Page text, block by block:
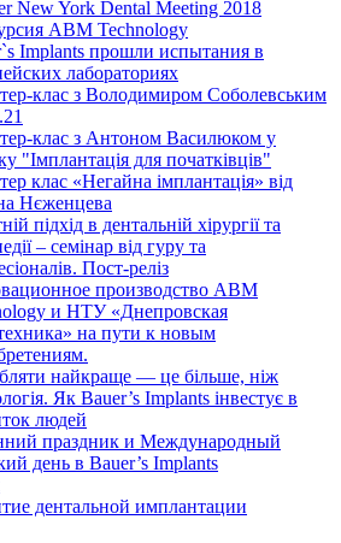
New York Dental Meeting 2018
ABM Technology
Implants прошли испытания в
лабораториях
клас з Володимиром Соболевським
клас з Антоном Василюком у
"Імплантація для початківців"
клас «Негайна імплантація» від
Нєженцева
підхід в дентальній хірургії та
– семінар від гуру та
Пост-реліз
производство ABM
и НТУ «Днепровская
на пути к новым
найкраще — це більше, ніж
Як Bauer’s Implants інвестує в
людей
праздник и Международный
день в Bauer’s Implants
дентальной имплантации